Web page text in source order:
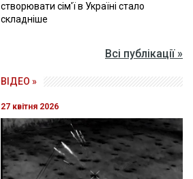
створювати сім'ї в Україні стало
складніше
Всі публікації »
ВІДЕО »
27 квітня 2026